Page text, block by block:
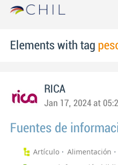
Elements with tag
RICA
Jan 17, 2024 at
Fuentes de
Artículo Alimentación